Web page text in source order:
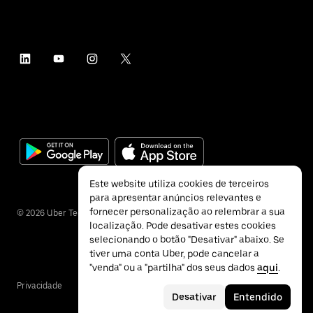
© 2026 Uber Technologies Inc.
Privacidade
Este website utiliza cookies de terceiros
para apresentar anúncios relevantes e
fornecer personalização ao relembrar a sua
localização. Pode desativar estes cookies
selecionando o botão "Desativar" abaixo. Se
tiver uma conta Uber, pode cancelar a
"venda" ou a "partilha" dos seus dados aqui.
Desativar Entendido